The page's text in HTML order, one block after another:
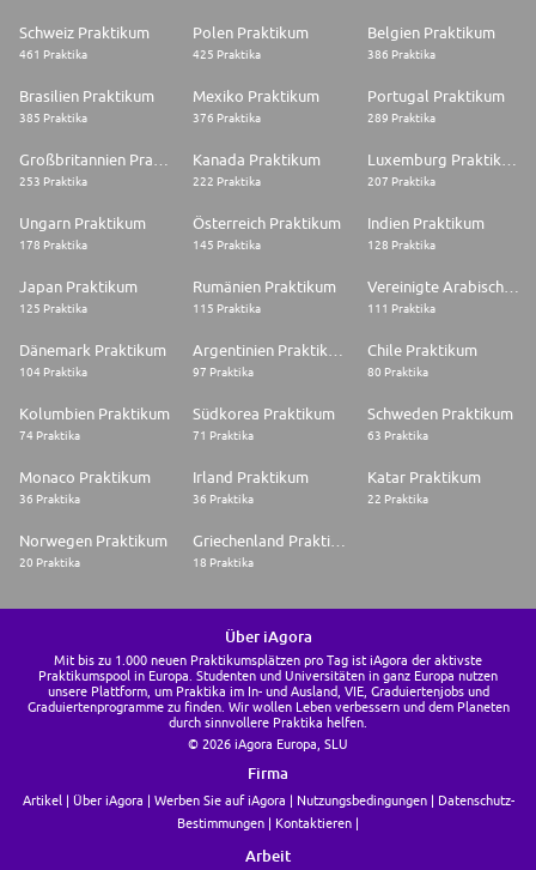
Schweiz Praktikum
461 Praktika
Polen Praktikum
425 Praktika
Belgien Praktikum
386 Praktika
Brasilien Praktikum
385 Praktika
Mexiko Praktikum
376 Praktika
Portugal Praktikum
289 Praktika
253 Praktika
Kanada Praktikum
222 Praktika 207 Praktika
Ungarn Praktikum
178 Praktika
Österreich Praktikum
145 Praktika
Indien Praktikum
128 Praktika
Japan Praktikum
125 Praktika
Rumänien Praktikum
115 Praktika
Vereinigte Arabische Emirate Praktikum
111 Praktika
Dänemark Praktikum
104 Praktika 97 Praktika
Chile Praktikum
80 Praktika
Kolumbien Praktikum
74 Praktika
Südkorea Praktikum
71 Praktika
Schweden Praktikum
63 Praktika
Monaco Praktikum
36 Praktika
Irland Praktikum
36 Praktika
Katar Praktikum
22 Praktika
Norwegen Praktikum
20 Praktika 18 Praktika
Über iAgora
Mit bis zu 1.000 neuen Praktikumsplätzen pro Tag ist iAgora der aktivste
Praktikumspool in Europa. Studenten und Universitäten in ganz Europa nutzen
unsere Plattform, um Praktika im In- und Ausland, VIE, Graduiertenjobs und
Graduiertenprogramme zu finden. Wir wollen Leben verbessern und dem Planeten
durch sinnvollere Praktika helfen.
© 2026 iAgora Europa, SLU
Firma
Artikel Über iAgora Werben Sie auf iAgora Nutzungsbedingungen
Datenschutz-
Bestimmungen
Kontaktieren
Arbeit